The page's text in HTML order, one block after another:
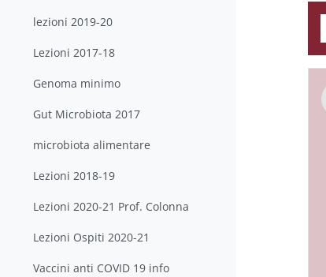
lezioni 2019-20
Lezioni 2017-18
Genoma minimo
Gut Microbiota 2017
microbiota alimentare
Lezioni 2018-19
Lezioni 2020-21 Prof. Colonna
Lezioni Ospiti 2020-21
Vaccini anti COVID 19 info